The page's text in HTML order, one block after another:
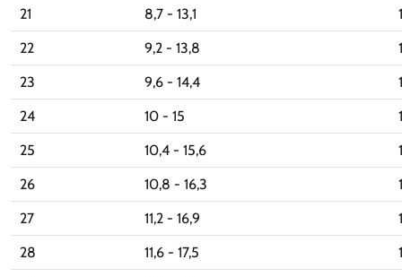
21
8,7 - 13,1
22
9,2 - 13,8
23
9,6 - 14,4
24
10 - 15
25
10,4 - 15,6
26
10,8 - 16,3
27
11,2 - 16,9
28
11,6 - 17,5